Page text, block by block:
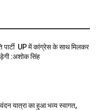
पार्टी UP में कांग्रेस के साथ मिलकर
:अशोक सिंह
यात्रा का हुआ भव्य स्वागत,